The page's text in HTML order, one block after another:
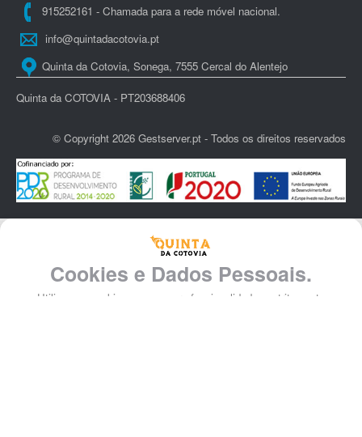
915252161 - Chamada para a rede móvel nacional.
info@quintadacotovia.pt
Quinta da Cotovia, Sonega, 7555 Cercal do Alentejo
Quinta da COTOVIA - PT203688406
© Copyright 2026 Gestserver.pt - Todos os direitos reservados
Cookies e Dados Pessoais.
Utilizamos cookies apenas para funcionalidades estritamente